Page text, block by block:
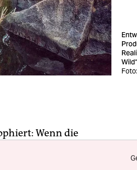
Wenn die
Achterbahn der